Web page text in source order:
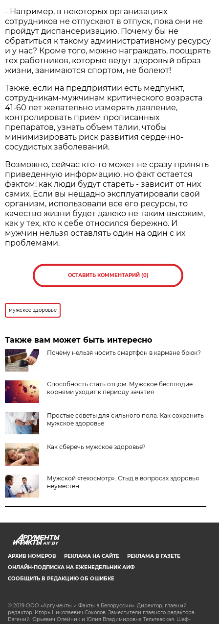
- Например, в некоторых организациях
сотрудников не отпускают в отпуск, пока они не
пройдут диспансеризацию. Почему бы не
обратиться к такому административному ресурсу
и у нас? Кроме того, можно награждать, поощрять
тех работников, которые ведут здоровый образ
жизни, занимаются спортом, не болеют!
Также, если на предприятии есть медпункт,
сотрудникам-мужчинам критического возраста
41-60 лет желательно измерять давление,
контролировать прием прописанных
препаратов, узнать объем талии, чтобы
минимизировать риск развития сердечно-
сосудистых заболеваний.
Возможно, сейчас кто-то может не сразу принять
приведенную информацию, но факт остается
фактом: как люди будут стареть - зависит от них
самих. Если вы нещадно эксплуатировали свой
организм, использовали все его ресурсы, то
качество жизни будет далеко не таким высоким,
как у тех, кто к себе относился бережно. И
мужчин нельзя оставлять один на один с их
проблемами.
ОСТАВИТЬ КОММЕНТАРИЙ (0)
мужское здоровье
Также вам может быть интересно
Почему нельзя носить смартфон в кармане брюк?
Способность стать отцом. Мужское бесплодие
корнями уходит к периоду зачатия
Простые советы для сильного пола. Как сохранить
мужское здоровье
Как сберечь мужское здоровье?
Мужской «техосмотр». Стыд в вопросах здоровья
неуместен
AIF.BY
АРХИВ НОМЕРОВ РЕКЛАМА НА САЙТЕ
РЕКЛАМА В ГАЗЕТЕ
ОНЛАЙН-ПОДПИСКА НА ЕЖЕНЕДЕЛЬНИК АИФ
СООБЩИТЬ В РЕДАКЦИЮ ОБ ОШИБКЕ
© 2019 ООО «Аргументы и Факты в Белоруссии». Директор, главный
редактор: Игорь Николаевич Соколов. Заместители главного редактора:
Евгений Юрьевич Олейник и Юлия Владимировна Тельтевская. Шеф-